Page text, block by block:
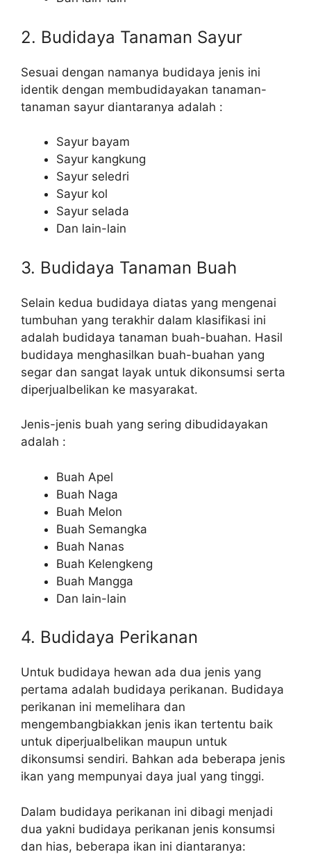
2. Budidaya Tanaman Sayur
Sesuai dengan namanya budidaya jenis ini
identik dengan membudidayakan tanaman-
tanaman sayur diantaranya adalah :
Sayur bayam
Sayur kangkung
Sayur seledri
Sayur kol
Sayur selada
Dan lain-lain
3. Budidaya Tanaman Buah
Selain kedua budidaya diatas yang mengenai
tumbuhan yang terakhir dalam klasifikasi ini
adalah budidaya tanaman buah-buahan. Hasil
budidaya menghasilkan buah-buahan yang
segar dan sangat layak untuk dikonsumsi serta
diperjualbelikan ke masyarakat.
Jenis-jenis buah yang sering dibudidayakan
adalah :
Buah Apel
Buah Naga
Buah Melon
Buah Semangka
Buah Nanas
Buah Kelengkeng
Buah Mangga
Dan lain-lain
4. Budidaya Perikanan
Untuk budidaya hewan ada dua jenis yang
pertama adalah budidaya perikanan. Budidaya
perikanan ini memelihara dan
mengembangbiakkan jenis ikan tertentu baik
untuk diperjualbelikan maupun untuk
dikonsumsi sendiri. Bahkan ada beberapa jenis
ikan yang mempunyai daya jual yang tinggi.
Dalam budidaya perikanan ini dibagi menjadi
dua yakni budidaya perikanan jenis konsumsi
dan hias, beberapa ikan ini diantaranya: